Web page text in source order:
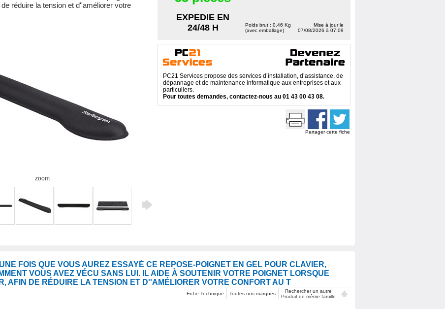
réduire la tension et d''améliorer votre
zoom
EXPEDIE EN
24/48 H
Poids brut : 0.46 Kg
(avec emballage)
Mise à jour le
07/08/2026 à 07:09
PC21 Services propose des services d’installation, d’assistance, de
dépannage et de maintenance informatique aux entreprises et aux
particuliers.
Pour toutes demandes, contactez-nous au 01 43 00 43 08.
Partager cette fiche
FOIS QUE VOUS AUREZ ESSAYÉ CE REPOSE-POIGNET EN GEL POUR CLAVIER,
VOUS AVEZ VÉCU SANS LUI. IL AIDE À SOUTENIR VOTRE POIGNET LORSQUE
AFIN DE RÉDUIRE LA TENSION ET D''AMÉLIORER VOTRE CONFORT AU T
Fiche Technique Toutes nos marques
Rechercher un autre
Produit de même famille